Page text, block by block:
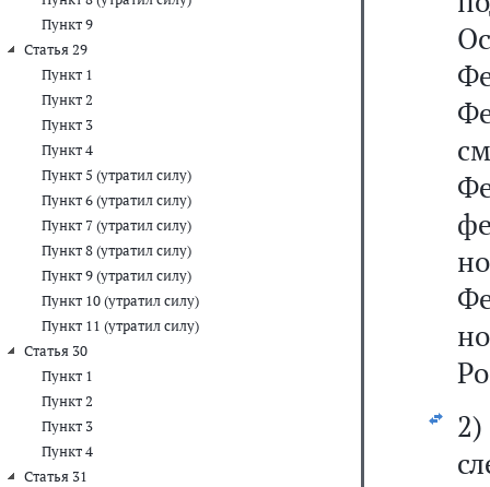
Пункт 9
Статья 29
Пункт 1
Пункт 2
Пункт 3
Пункт 4
Пункт 5 (утратил силу)
Пункт 6 (утратил силу)
Пункт 7 (утратил силу)
Пункт 8 (утратил силу)
Пункт 9 (утратил силу)
Пункт 10 (утратил силу)
Пункт 11 (утратил силу)
Статья 30
Пункт 1
Пункт 2
Пункт 3
Пункт 4
Статья 31